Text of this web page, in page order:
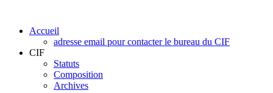
Accueil
adresse email pour contacter le bureau du CIF
CIF
Statuts
Composition
Archives